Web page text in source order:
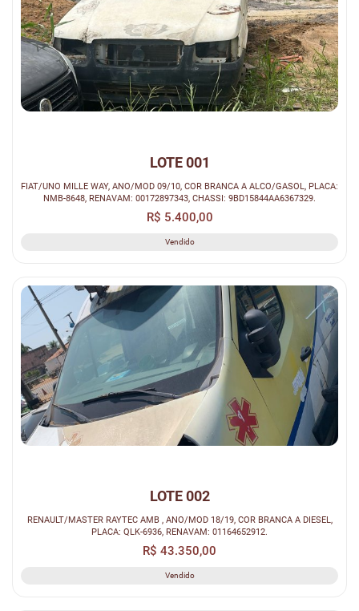
LOTE 001
FIAT/UNO MILLE WAY, ANO/MOD 09/10, COR BRANCA A ALCO/GASOL, PLACA:
NMB-8648, RENAVAM: 00172897343, CHASSI: 9BD15844AA6367329.
R$ 5.400,00
Vendido
LOTE 002
RENAULT/MASTER RAYTEC AMB , ANO/MOD 18/19, COR BRANCA A DIESEL,
PLACA: QLK-6936, RENAVAM: 01164652912.
R$ 43.350,00
Vendido